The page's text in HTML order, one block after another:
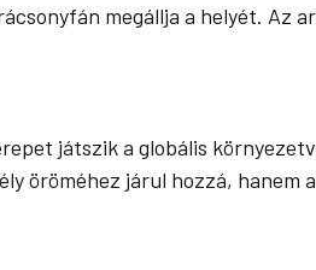
megállja a helyét. Az
játszik a globális
öröméhez járul hozzá,